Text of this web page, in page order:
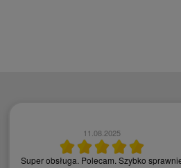
11.08.2025
Super obsługa. Polecam. Szybko